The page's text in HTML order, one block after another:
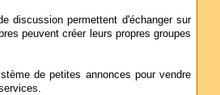
discussion permettent d'échanger sur
peuvent créer leurs propres groupes
de petites annonces pour vendre